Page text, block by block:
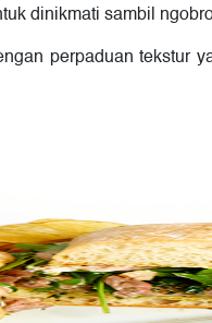
dinikmati sambil
perpaduan tekstur